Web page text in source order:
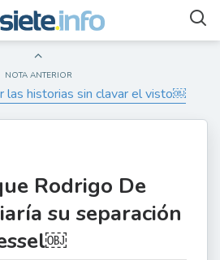
NOTA ANTERIOR
las historias sin clavar el visto￼
Rodrigo De
su separación